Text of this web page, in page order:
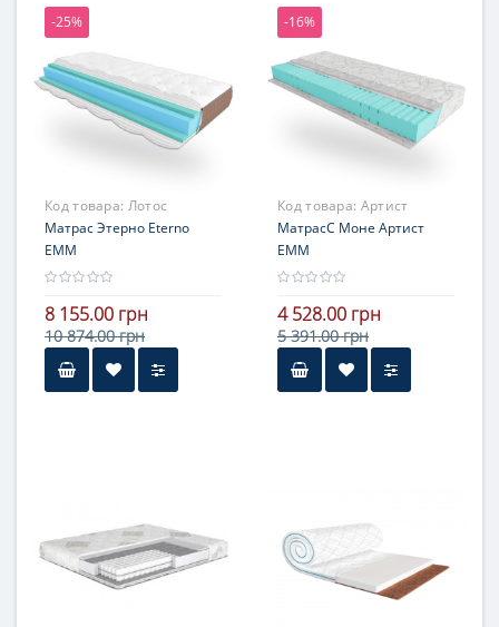
-25%
Код товара: Лотос
Матрас Этерно Eterno
ЕММ
8 155.00 грн
10 874.00 грн
-16%
Код товара: Артист
МатрасС Моне Артист
ЕММ
4 528.00 грн
5 391.00 грн